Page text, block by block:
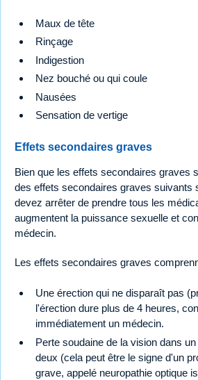
Maux de tête
Rinçage
Indigestion
Nez bouché ou qui coule
Nausées
Sensation de vertige
Effets secondaires graves
Bien que les effets secondaires graves
des effets secondaires graves suivants
devez arrêter de prendre tous les
augmentent la puissance sexuelle et
médecin.
Les effets secondaires graves
Une érection qui ne disparaît pas
l'érection dure plus de 4 heures,
immédiatement un médecin.
Perte soudaine de la vision dans
deux (cela peut être le signe d'un
grave, appelé neuropathie optique